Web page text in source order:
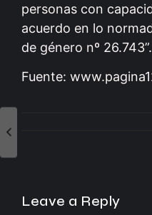
personas con
acuerdo en lo
de género nº 26.743”.
Fuente:
Leave a Reply